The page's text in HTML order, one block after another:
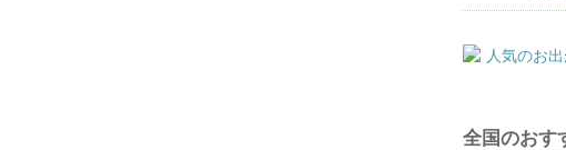
全国のおす